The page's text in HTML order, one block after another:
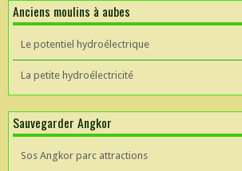
Anciens moulins à aubes
Le potentiel hydroélectrique
La petite hydroélectricité
Sauvegarder Angkor
Sos Angkor parc attractions